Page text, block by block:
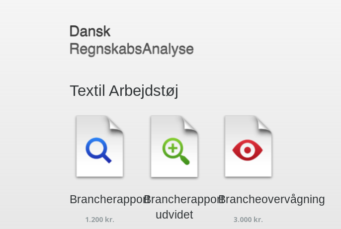
Textil Arbejdstøj
Brancherapport
1.200 kr.
Brancherapport
udvidet
Brancheovervågning
3.000 kr.